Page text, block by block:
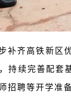
补齐高铁新区
持续完善配
招聘等开学准